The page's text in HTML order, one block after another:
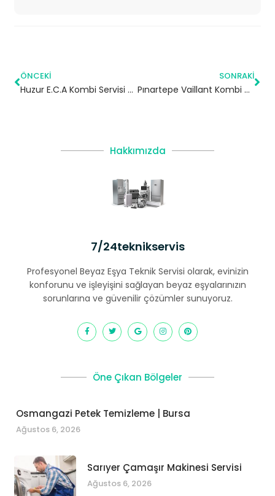
ÖNCEKI
Huzur E.C.A Kombi Servisi – Ümraniye Yetkili Servis
SONRAKI
Pınartepe Vaillant Kombi Servisi – Büyükçekmece Yetkili Servis
Hakkımızda
7/24teknikservis
Profesyonel Beyaz Eşya Teknik Servisi olarak, evinizin
konforunu ve işleyişini sağlayan beyaz eşyalarınızın
sorunlarına ve güvenilir çözümler sunuyoruz.
Öne Çıkan Bölgeler
Osmangazi Petek Temizleme | Bursa
Ağustos 6, 2026
Sarıyer Çamaşır Makinesi Servisi
Ağustos 6, 2026